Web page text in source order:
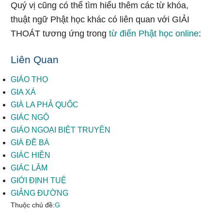
Quý vị cũng có thể tìm hiểu thêm các từ khóa,
thuật ngữ Phật học khác có liên quan với GIẢI
THOÁT tương ứng trongtừ điển Phật học online:
Liên Quan
GIÁO THỌ
GIA XÁ
GIÀ LA PHẢ QUỐC
GIÁC NGỘ
GIÁO NGOẠI BIỆT TRUYỀN
GIÀ ĐỀ BÀ
GIÁC HIỀN
GIÁC LÂM
GIỚI ĐỊNH TUỆ
GIẢNG ĐƯỜNG
Thuộc chủ đề:G